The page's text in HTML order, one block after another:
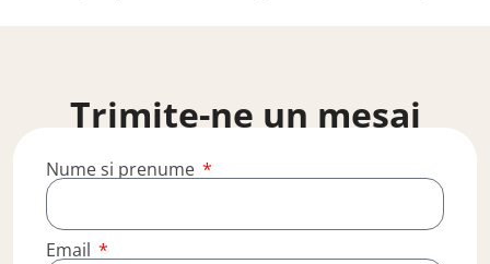
Trimite-ne un mesaj
Nume si prenume
Email